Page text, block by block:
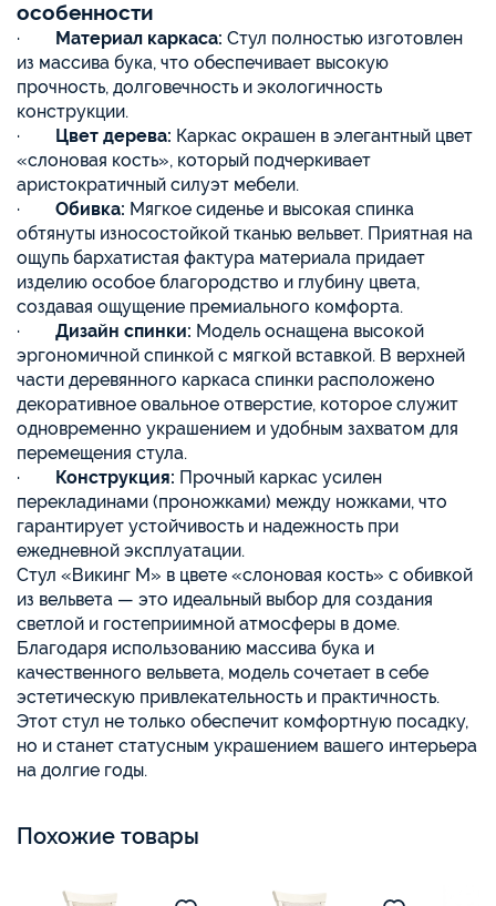
особенности
· Материал каркаса: Стул полностью изготовлен
из массива бука, что обеспечивает высокую
прочность, долговечность и экологичность
конструкции.
· Цвет дерева: Каркас окрашен в элегантный цвет
«слоновая кость», который подчеркивает
аристократичный силуэт мебели.
· Обивка: Мягкое сиденье и высокая спинка
обтянуты износостойкой тканью вельвет. Приятная на
ощупь бархатистая фактура материала придает
изделию особое благородство и глубину цвета,
создавая ощущение премиального комфорта.
· Дизайн спинки: Модель оснащена высокой
эргономичной спинкой с мягкой вставкой. В верхней
части деревянного каркаса спинки расположено
декоративное овальное отверстие, которое служит
одновременно украшением и удобным захватом для
перемещения стула.
· Конструкция: Прочный каркас усилен
перекладинами (проножками) между ножками, что
гарантирует устойчивость и надежность при
ежедневной эксплуатации.
Стул «Викинг М» в цвете «слоновая кость» с обивкой
из вельвета — это идеальный выбор для создания
светлой и гостеприимной атмосферы в доме.
Благодаря использованию массива бука и
качественного вельвета, модель сочетает в себе
эстетическую привлекательность и практичность.
Этот стул не только обеспечит комфортную посадку,
но и станет статусным украшением вашего интерьера
на долгие годы.
Похожие товары